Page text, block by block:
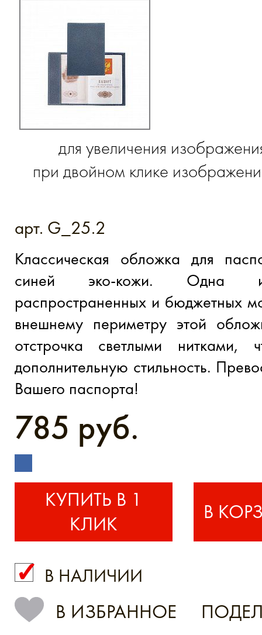
для увеличения
при двойном клике
арт. G_25.2
Классическая обложка для
синей эко-кожи. Одна
распространенных и бюджетных
внешнему периметру этой
отстрочка светлыми нитками,
дополнительную стильность.
Вашего паспорта!
785 руб.
КУПИТЬ В 1
КЛИК
КУПИТЬ В 1 КЛИК
В НАЛИЧИИ
В ИЗБРАННОЕ